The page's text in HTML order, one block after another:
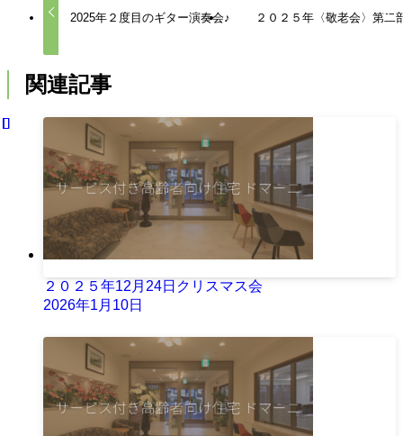
2025年２度目のギター演奏会♪ ２０２５年〈敬老会〉第二
関連記事
２０２５年12月24日クリスマス会
2026年1月10日